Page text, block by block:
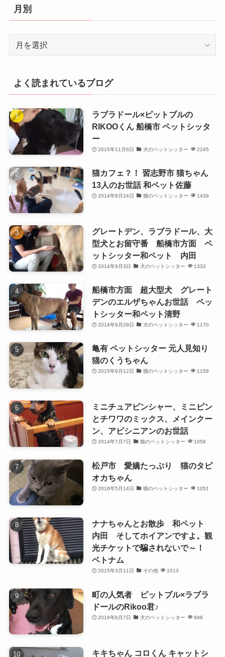
リ
ー
月別
よく読まれているブログ
ラブラドール×ピットブルの
RIKOOくん 船橋市 ペットシッタ
ー
2015年11月6日 犬のペットシッター 2245
猫カフェ？！ 習志野市 猫ちゃん
13人のお世話 和ペット佐藤
2014年8月24日 猫のペットシッター 1439
グレートデン、ラブラドール、大
型犬とお留守番 船橋市方面 ペ
ットシッター和ペット 内田
2014年9月3日 犬のペットシッター 1332
船橋市方面 超大型犬 グレート
デンのエルザちゃんお世話 ペッ
トシッター和ペット清野
2014年9月29日 犬のペットシッター 1170
亀有 ペットシッター 元人見知り
猫のくうちゃん
2015年9月12日 猫のペットシッター 1158
ミニチュアピンシャー、ミニピン
とチワワのミックス、メインクー
ン、アビシニアンのお世話
2014年7月7日 猫のペットシッター 1058
松戸市 愛嬌たっぷり 猫のタピ
オカちゃん
2016年5月14日 猫のペットシッター 1051
ナナちゃんとお散歩 和ペット
内田 そしてホイアンですよ。観
光チケットで騙されないで～！
ベトナム
2015年3月11日 その他 1013
町の人気者 ピットブル×ラブラ
ドールのRikoo君♪
2016年6月7日 犬のペットシッター 998
キキちゃん コロくん キャットシ